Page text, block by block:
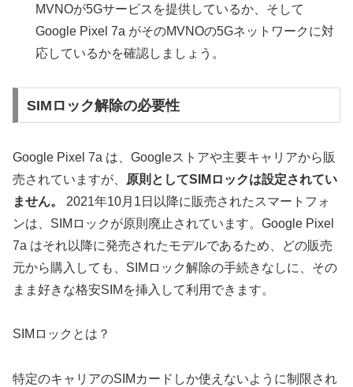
MVNOが5Gサービスを提供しているか、そして
Google Pixel 7a がそのMVNOの5Gネットワークに対
応しているかを確認しましょう。
SIMロック解除の必要性
Google Pixel 7a は、Googleストアや主要キャリアから販
売されていますが、
原則としてSIMロックは設定されてい
ません。
2021年10月1日以降に販売されたスマートフォ
ンは、SIMロックが原則廃止されています。Google Pixel
7a はそれ以降に発売されたモデルであるため、どの販売
元から購入しても、SIMロック解除の手続きなしに、その
まま好きな格安SIMを挿入して利用できます。
SIMロックとは？
特定のキャリアのSIMカードしか使えないように制限され